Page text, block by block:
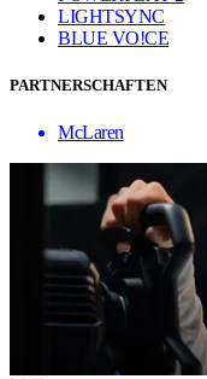
LIGHTSYNC
BLUE VO!CE
PARTNERSCHAFTEN
McLaren